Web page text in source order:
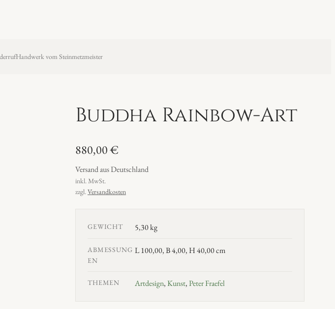
Handwerk vom Steinmetzmeister
Buddha Rainbow-Art
880,00€
Versand aus Deutschland
inkl. MwSt.
zzgl.Versandkosten
GEWICHT 5,30 kg
ABMESSUNG
EN
L 100,00, B 4,00, H 40,00 cm
THEMEN Artdesign,Kunst,Peter Fraefel